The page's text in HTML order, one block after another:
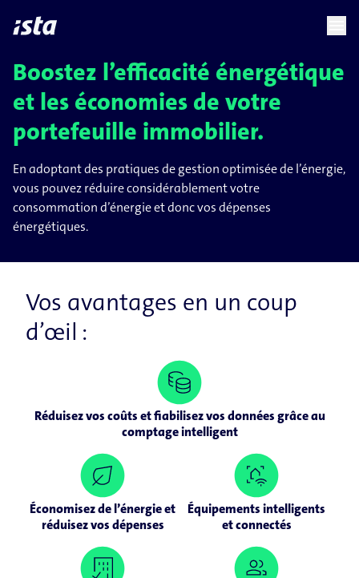
languagechevron_right
Boostez l’efficacité énergétique
et les économies de votre
portefeuille immobilier.
En adoptant des pratiques de gestion optimisée de l’énergie,
vous pouvez réduire considérablement votre
consommation d’énergie et donc vos dépenses
énergétiques.
Vos avantages en un coup
d’œil :
Réduisez vos coûts et fiabilisez vos données grâce au
comptage intelligent
Économisez de l’énergie et
réduisez vos dépenses
Équipements intelligents
et connectés